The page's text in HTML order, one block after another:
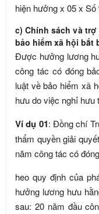
hiện hưởng x 05 x
c) Chính sách và
bảo hiểm xã hội bắt
Được hưởng lương
công tác có đóng
luật về bảo hiểm xã
hưu do việc nghỉ hưu
Ví dụ 01: Đồng chí
thẩm quyền giải
năm công tác có
heo quy định của
hưởng lương hưu
sau: 20 năm đầu